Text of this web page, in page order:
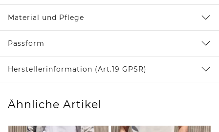
Material und Pflege
Passform
Herstellerinformation (Art.19 GPSR)
Ähnliche Artikel